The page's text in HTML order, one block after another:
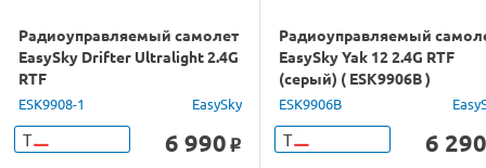
Радиоуправляемый самолет
EasySky Drifter Ultralight 2.4G
RTF
ESK9908-1 EasySky
Т 6 990 o
Радиоуправляемый
EasySky Yak 12 2.4G RTF
(серый) ( ESK9906B )
ESK9906B
Т 6 290